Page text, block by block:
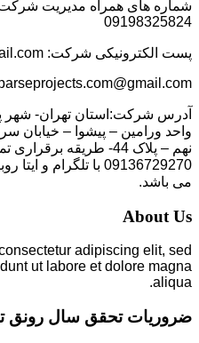
09198325824
پست الکترونیکی شرکت: amin.hosein@gmail.com
آدرس شرکت:استان تهران- شهر
واحد ورامین – پیشوا – خیابان
نهم – پلاک 44- طریقه
09136729270 با
می باشد.
About Us
adipiscing elit, sed
ut labore et dolore magna
aliqua.
ضروریات تحقق سال رونق